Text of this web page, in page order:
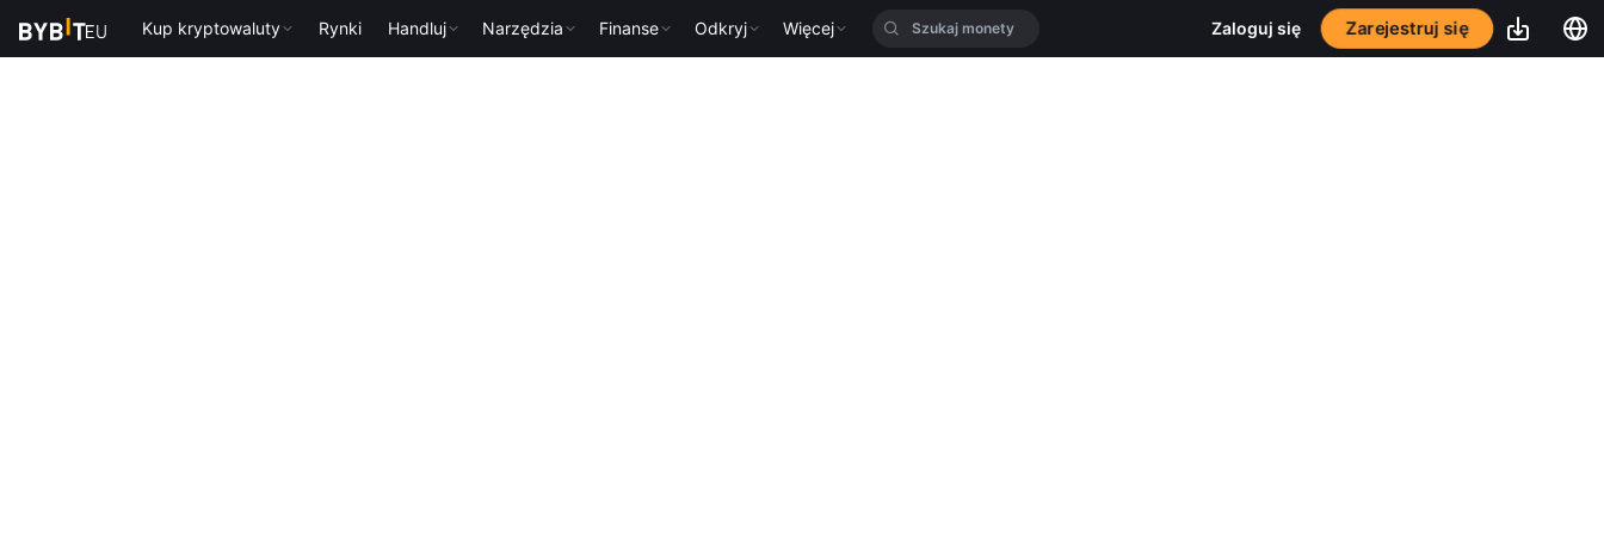
Kup kryptowaluty Rynki Handluj Narzędzia Finanse Odkryj Więcej Zaloguj się Zarejestruj się